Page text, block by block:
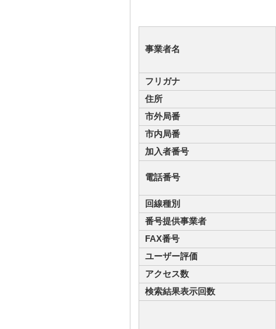
事業者名
フリガナ
住所
市外局番
市内局番
加入者番号
電話番号
回線種別
番号提供事業者
FAX番号
ユーザー評価
アクセス数
検索結果表示回数